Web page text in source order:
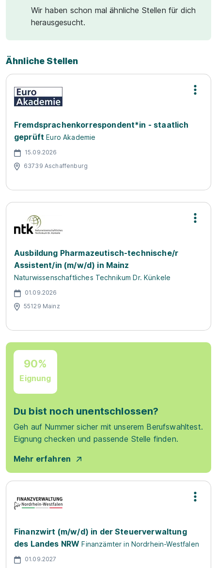
Wir haben schon mal ähnliche Stellen für dich
herausgesucht.
Ähnliche Stellen
Fremdsprachenkorrespondent*in - staatlich
geprüft Euro Akademie
15.09.2026
63739 Aschaffenburg
Ausbildung Pharmazeutisch-technische/r
Assistent/in (m/w/d) in Mainz
Naturwissenschaftliches Technikum Dr. Künkele
01.09.2026
55129 Mainz
90%
Eignung
Du bist noch unentschlossen?
Geh auf Nummer sicher mit unserem Berufswahltest.
Eignung checken und passende Stelle finden.
Mehr erfahren
Finanzwirt (m/w/d) in der Steuerverwaltung
des Landes NRW Finanzämter in Nordrhein-Westfalen
01.09.2027